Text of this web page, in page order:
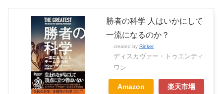
勝者の科学 人はいかにして
一流になるのか？
created by Rinker
ディスカヴァー・トゥエンティ
ワン
Amazon 楽天市場